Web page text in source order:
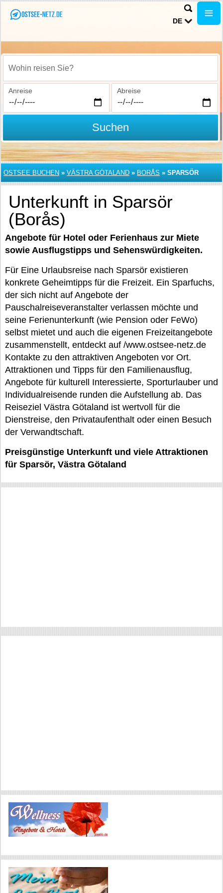
DE
Wohin reisen Sie?
Anreise Abreise
Suchen
OSTSEE BUCHEN » VÄSTRA GÖTALAND » BORÅS » SPARSÖR
Unterkunft in Sparsör
(Borås)
Angebote für Hotel oder Ferienhaus zur Miete
sowie Ausflugstipps und Sehenswürdigkeiten.
Für Eine Urlaubsreise nach Sparsör existieren
konkrete Geheimtipps für die Freizeit. Ein Sparfuchs,
der sich nicht auf Angebote der
Pauschalreiseveranstalter verlassen möchte und
seine Ferienunterkunft (wie Pension oder FeWo)
selbst mietet und auch die eigenen Freizeitangebote
zusammenstellt, entdeckt auf /www.ostsee-netz.de
Kontakte zu den attraktiven Angeboten vor Ort.
Attraktionen und Tipps für den Familienausflug,
Angebote für kulturell Interessierte, Sporturlauber und
Individualreisende runden die Aufstellung ab. Das
Reiseziel Västra Götaland ist wertvoll für die
Dienstreise, den Privataufenthalt oder einen Besuch
der Verwandtschaft.
Preisgünstige Unterkunft und viele Attraktionen
für Sparsör, Västra Götaland